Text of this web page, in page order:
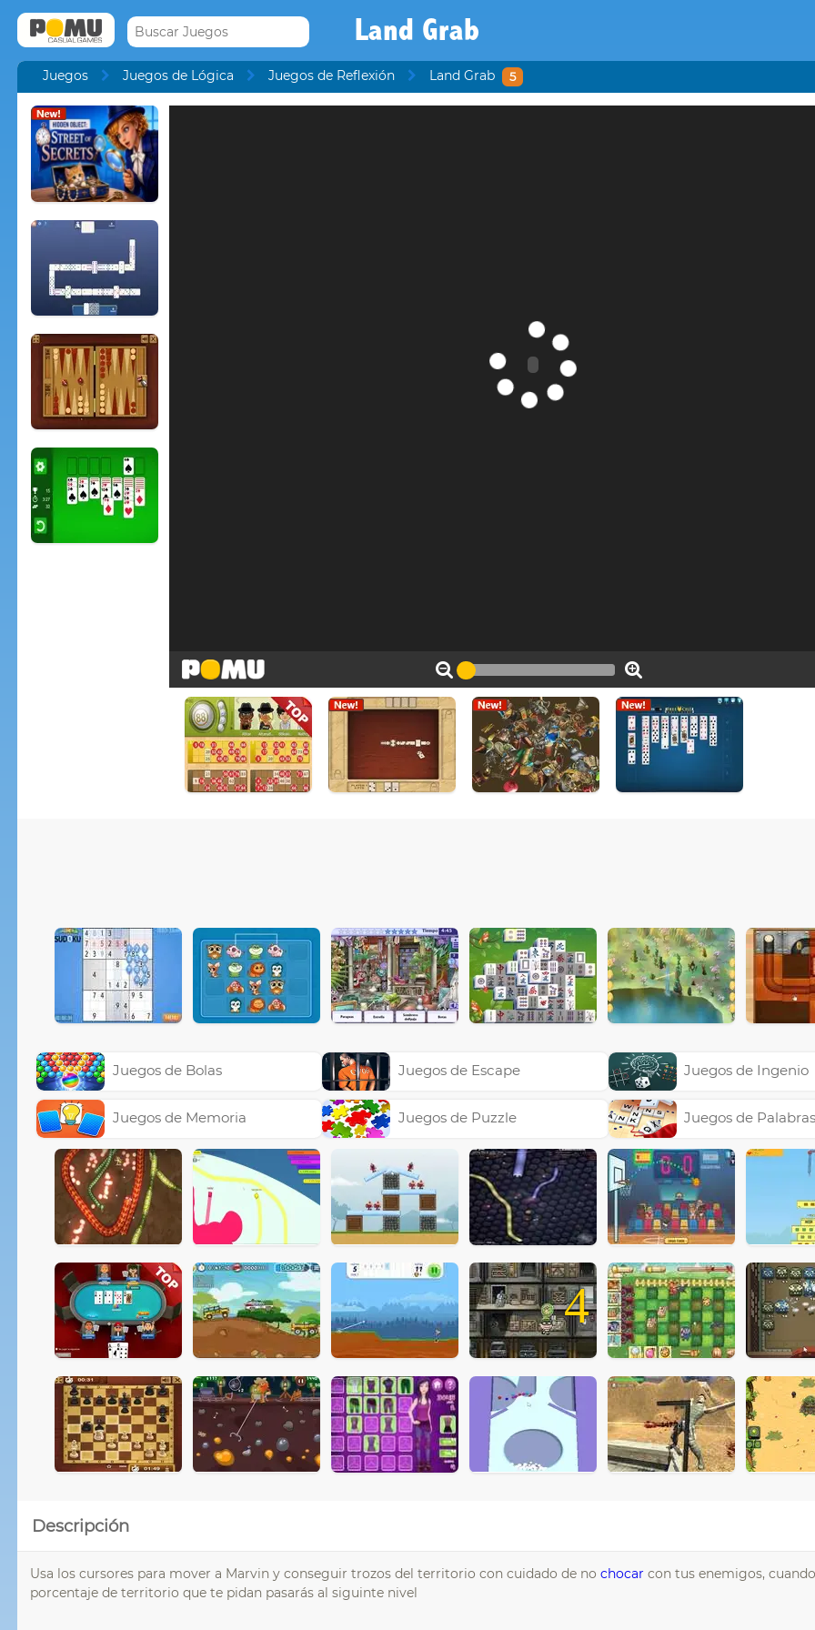
Land Grab
Juegos Juegos de Lógica Juegos de Reflexión Land Grab 5
Juegos de Bolas
Juegos de Memoria
Juegos de Escape
Juegos de Puzzle
Juegos de Ingenio
Juegos de
4
Descripción
Usa los cursores para mover a Marvin y conseguir trozos del territorio con cuidado de no chocar con tus enemigos,
porcentaje de territorio que te pidan pasarás al siguinte nivel